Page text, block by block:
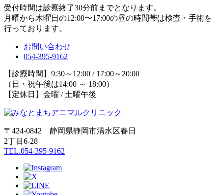
受付時間は診察終了30分前までとなります。
月曜から木曜日の12:00〜17:00の昼の時間帯は検査・手術を
行っております。
お問い合わせ
054-395-9162
【診療時間】9:30～12:00 / 17:00～20:00
（日・祝午後は14:00 ～ 18:00）
【定休日】金曜 / 土曜午後
〒424-0842 静岡県静岡市清水区春日
2丁目6-28
TEL.054-395-9162